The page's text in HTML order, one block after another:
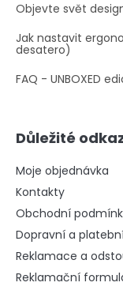
Objevte svět
Jak nastavit
desatero)
FAQ - UNBOXED
Důležité
Moje objednávka
Kontakty
Obchodní
Dopravní a
Reklamace a
Reklamační